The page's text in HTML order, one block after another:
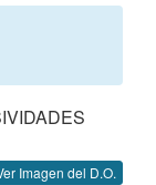
Imagen del D.O.